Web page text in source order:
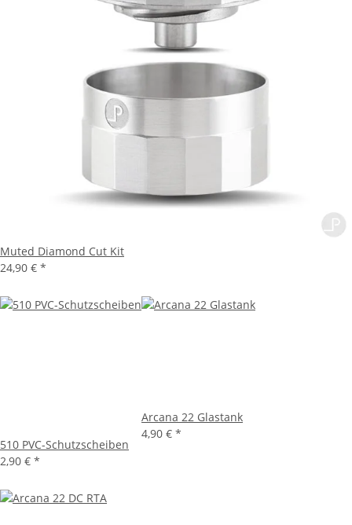
Muted Diamond Cut Kit
24,90 € *
510 PVC-Schutzscheiben
2,90 € *
Arcana 22 Glastank
4,90 € *